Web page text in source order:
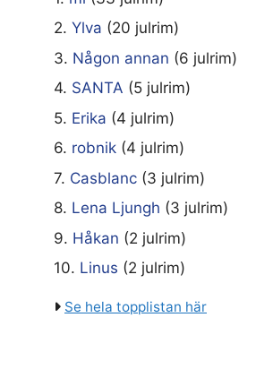
2. Ylva (20 julrim)
3. Någon annan (6 julrim)
4. SANTA (5 julrim)
5. Erika (4 julrim)
6. robnik (4 julrim)
7. Casblanc (3 julrim)
8. Lena Ljungh (3 julrim)
9. Håkan (2 julrim)
10. Linus (2 julrim)
Se hela topplistan här